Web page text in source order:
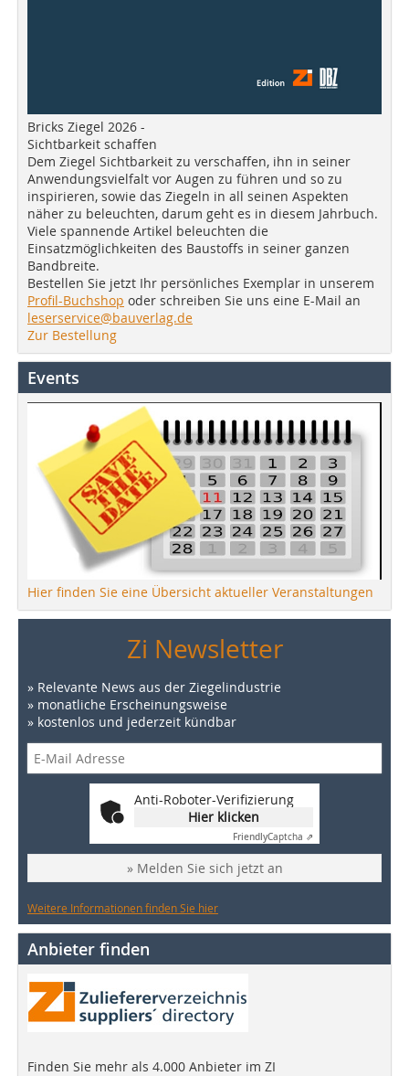
Bricks Ziegel 2026 -
Sichtbarkeit schaffen
Dem Ziegel Sichtbarkeit zu verschaffen, ihn in seiner
Anwendungsvielfalt vor Augen zu führen und so zu
inspirieren, sowie das Ziegeln in all seinen Aspekten
näher zu beleuchten, darum geht es in diesem Jahrbuch.
Viele spannende Artikel beleuchten die
Einsatzmöglichkeiten des Baustoffs in seiner ganzen
Bandbreite.
Bestellen Sie jetzt Ihr persönliches Exemplar in unserem
Profil-Buchshop oder schreiben Sie uns eine E-Mail an
leserservice@bauverlag.de
Zur Bestellung
Events
Hier finden Sie eine Übersicht aktueller Veranstaltungen
Zi Newsletter
» Relevante News aus der Ziegelindustrie
» monatliche Erscheinungsweise
» kostenlos und jederzeit kündbar
Anti-Roboter-Verifizierung
Hier klicken
FriendlyCaptcha ⇗
» Melden Sie sich jetzt an
Weitere Informationen finden Sie hier
Anbieter finden
Finden Sie mehr als 4.000 Anbieter im ZI